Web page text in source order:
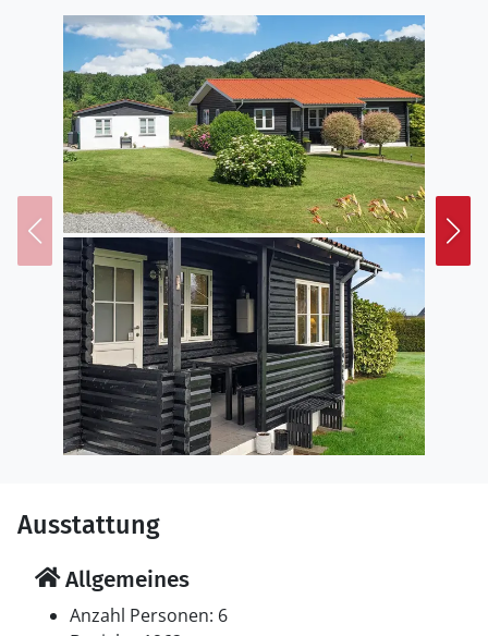
An wärmeren Tagen können Sie sich auf die große
Terrasse zurückziehen. Für aktive Gäste gibt es viel
Platz zum Toben auf dem großen Grundstück, wo Sie
eine 12-Loch-Krolf-Bahn und einen Kegelfußball
vorfinden. Abends können Sie auf der Terrasse auch
grillen.
Der Naldmose Strand befindet sich am Ende der
Straße. Der Strand ist kinderfreundlich und man kann
hier mehrmals am Tag ein erfrischendes Bad nehmen.
Der Als-Pfad führt direkt am Grundstück vorbei, und
der größte Wald von Als, Nørreskoven, ist nur wenige
Gehminuten entfernt und bietet gute Wanderwege,
mehrere Waldseen und Aktivitäten für Jung und Alt.
Vom Fähranleger in Fynshav können Sie einen schönen
Tagesausflug nach Fünen oder Ærø unternehmen.
Ausstattung
Allgemeines
Anzahl Personen: 6